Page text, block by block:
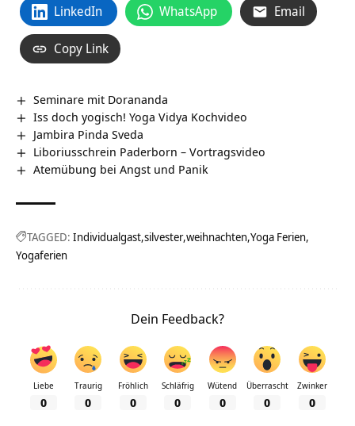
LinkedIn WhatsApp Email
Copy Link
Seminare mit Dorananda
Iss doch yogisch! Yoga Vidya Kochvideo
Jambira Pinda Sveda
Liboriusschrein Paderborn‏‎ – Vortragsvideo
Atemübung bei Angst und Panik
TAGGED: Individualgast silvester weihnachten Yoga Ferien
Yogaferien
Dein Feedback?
Liebe
0
Traurig
0
Fröhlich
0
Schläfrig
0
Wütend
0
Überrascht
0
Zwinker
0